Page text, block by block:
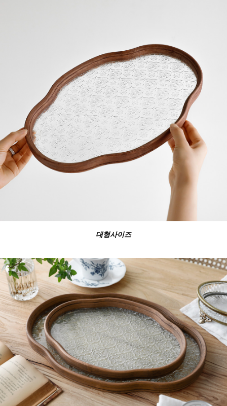
대형사이즈